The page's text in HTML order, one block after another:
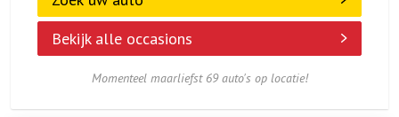
Bekijk alle occasions
Momenteel maarliefst 69 auto's op locatie!